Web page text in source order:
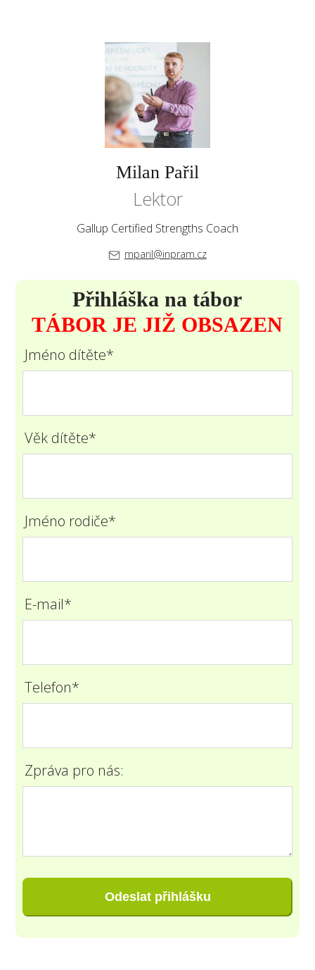
Milan Pařil
Lektor
Gallup Certified Strengths Coach
mparil@inpram.cz
Přihláška na tábor
TÁBOR JE JIŽ OBSAZEN
Jméno dítěte*
Věk dítěte*
Jméno rodiče*
E-mail*
Telefon*
Zpráva pro nás:
Odeslat přihlášku